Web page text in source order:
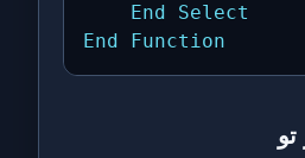
End
Select
End
Function